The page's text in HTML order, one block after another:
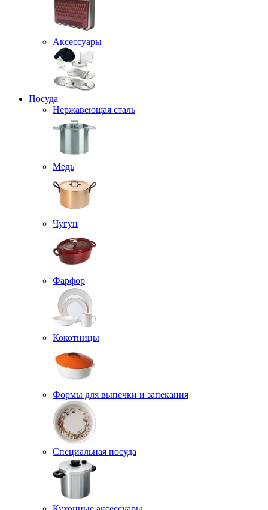
Аксессуары
Посуда
Нержавеющая сталь
Медь
Чугун
Фарфор
Кокотницы
Формы для выпечки и запекания
Специальная посуда